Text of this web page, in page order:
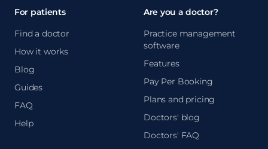
For patients
Find a doctor
How it works
Blog
Guides
FAQ
Help
Are you a doctor?
Practice management
software
Features
Pay Per Booking
Plans and pricing
Doctors' blog
Doctors' FAQ